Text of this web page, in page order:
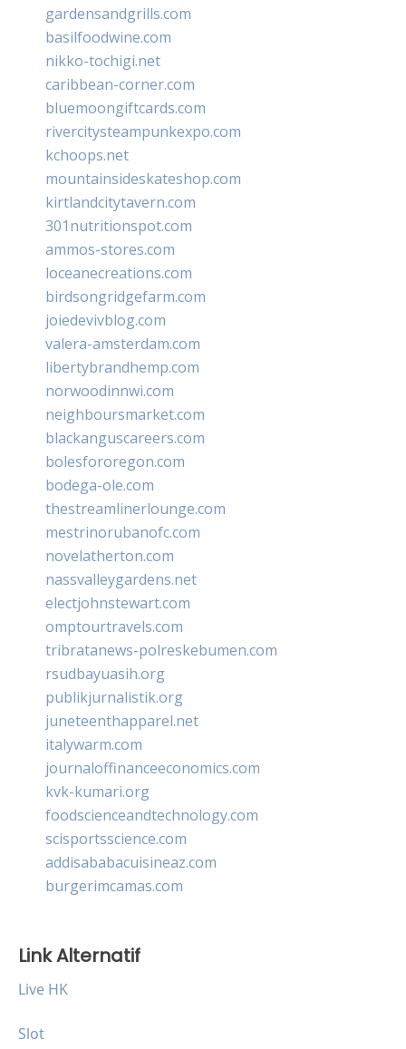
gardensandgrills.com
basilfoodwine.com
nikko-tochigi.net
caribbean-corner.com
bluemoongiftcards.com
rivercitysteampunkexpo.com
kchoops.net
mountainsideskateshop.com
kirtlandcitytavern.com
301nutritionspot.com
ammos-stores.com
loceanecreations.com
birdsongridgefarm.com
joiedevivblog.com
valera-amsterdam.com
libertybrandhemp.com
norwoodinnwi.com
neighboursmarket.com
blackanguscareers.com
bolesfororegon.com
bodega-ole.com
thestreamlinerlounge.com
mestrinorubanofc.com
novelatherton.com
nassvalleygardens.net
electjohnstewart.com
omptourtravels.com
tribratanews-polreskebumen.com
rsudbayuasih.org
publikjurnalistik.org
juneteenthapparel.net
italywarm.com
journaloffinanceeconomics.com
kvk-kumari.org
foodscienceandtechnology.com
scisportsscience.com
addisababacuisineaz.com
burgerimcamas.com
Link Alternatif
Live HK
Slot